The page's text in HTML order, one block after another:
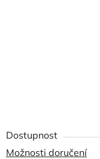
Dostupnost
Možnosti doručení